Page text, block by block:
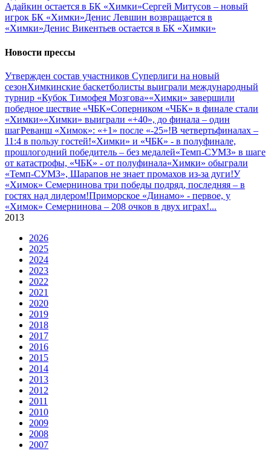
Адайкин остается в БК «Химки»Сергей Митусов – новый
игрок БК «Химки»Денис Левшин возвращается в
«Химки»Денис Викентьев остается в БК «Химки»
Новости прессы
Утвержден состав участников Cуперлиги на новый
сезонХимкинские баскетболисты выиграли международный
турнир «Кубок Тимофея Мозгова»«Химки» завершили
победное шествие «ЧБК»Соперником «ЧБК» в финале стали
«Химки»«Химки» выиграли «+40», до финала – один
шагРеванш «Химок»: «+1» после «-25»!В четвертьфиналах –
11:4 в пользу гостей!«Химки» и «ЧБК» - в полуфинале,
прошлогодний победитель – без медалей«Темп-СУМЗ» в шаге
от катастрофы, «ЧБК» - от полуфинала«Химки» обыграли
«Темп-СУМЗ», Шарапов не знает промахов из-за дуги!У
«Химок» Семернинова три победы подряд, последняя – в
гостях над лидером!Приморское «Динамо» - первое, у
«Химок» Семернинова – 208 очков в двух играх!...
2013
2026
2025
2024
2023
2022
2021
2020
2019
2018
2017
2016
2015
2014
2013
2012
2011
2010
2009
2008
2007